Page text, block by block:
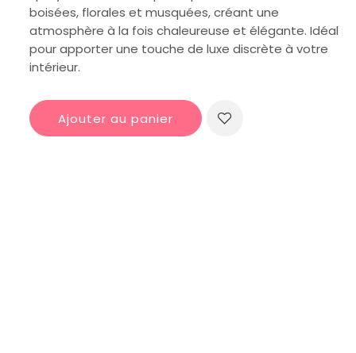
boisées, florales et musquées, créant une
atmosphère à la fois chaleureuse et élégante. Idéal
pour apporter une touche de luxe discrète à votre
intérieur.
Ajouter au panier